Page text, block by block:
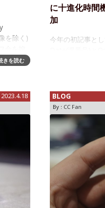
を除く)
きを読む
に十進化時間
加
今年の初記事と
に対する相対的
2023.4.18 BLOG
By : CC Fan